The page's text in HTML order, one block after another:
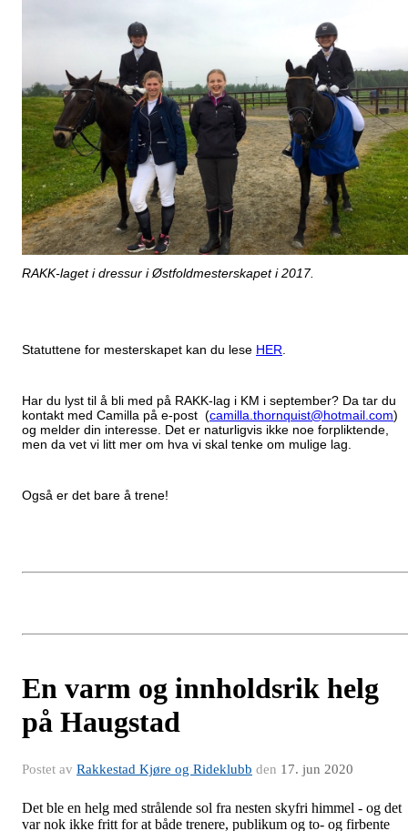
RAKK-laget i dressur i Østfoldmesterskapet i 2017.
Statuttene for mesterskapet kan du lese HER.
Har du lyst til å bli med på RAKK-lag i KM i september? Da tar du
kontakt med Camilla på e-post (camilla.thornquist@hotmail.com)
og melder din interesse. Det er naturligvis ikke noe forpliktende,
men da vet vi litt mer om hva vi skal tenke om mulige lag.
Også er det bare å trene!
En varm og innholdsrik helg
på Haugstad
Postet av Rakkestad Kjøre og Rideklubb den 17. jun 2020
Det ble en helg med strålende sol fra nesten skyfri himmel - og det
var nok ikke fritt for at både trenere, publikum og to- og firbente